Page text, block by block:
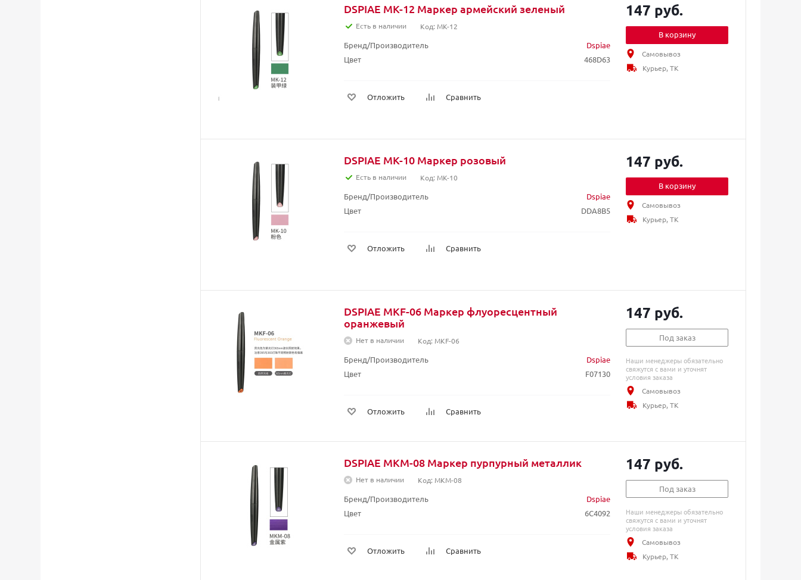
DSPIAE MK-12 Маркер армейский зеленый
Есть в наличии Код: MK-12
Бренд/Производитель
Dspiae
Цвет
468D63
Отложить Сравнить
147 руб.
В корзину
Самовывоз
Курьер, ТК
DSPIAE MK-10 Маркер розовый
Есть в наличии Код: MK-10
Бренд/Производитель
Dspiae
Цвет
DDA8B5
Отложить Сравнить
147 руб.
В корзину
Самовывоз
Курьер, ТК
DSPIAE MKF-06 Маркер флуоресцентный
оранжевый
Нет в наличии Код: MKF-06
Бренд/Производитель
Dspiae
Цвет
F07130
Отложить Сравнить
147 руб.
Под заказ
Наши менеджеры обязательно
свяжутся с вами и уточнят
условия заказа
Самовывоз
Курьер, ТК
DSPIAE MKM-08 Маркер пурпурный металлик
Нет в наличии Код: MKM-08
Бренд/Производитель
Dspiae
Цвет
6C4092
Отложить Сравнить
147 руб.
Под заказ
Наши менеджеры обязательно
свяжутся с вами и уточнят
условия заказа
Самовывоз
Курьер, ТК